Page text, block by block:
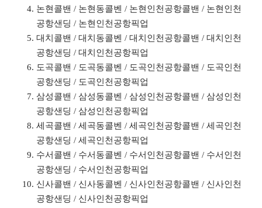
논현콜밴 / 논현동콜벤 / 논현인천공항콜밴 / 논현인천
공항샌딩 / 논현인천공항픽업
대치콜밴 / 대치동콜벤 / 대치인천공항콜밴 / 대치인천
공항샌딩 / 대치인천공항픽업
도곡콜밴 / 도곡동콜벤 / 도곡인천공항콜밴 / 도곡인천
공항샌딩 / 도곡인천공항픽업
삼성콜밴 / 삼성동콜벤 / 삼성인천공항콜밴 / 삼성인천
공항샌딩 / 삼성인천공항픽업
세곡콜밴 / 세곡동콜벤 / 세곡인천공항콜밴 / 세곡인천
공항샌딩 / 세곡인천공항픽업
수서콜밴 / 수서동콜벤 / 수서인천공항콜밴 / 수서인천
공항샌딩 / 수서인천공항픽업
신사콜밴 / 신사동콜벤 / 신사인천공항콜밴 / 신사인천
공항샌딩 / 신사인천공항픽업